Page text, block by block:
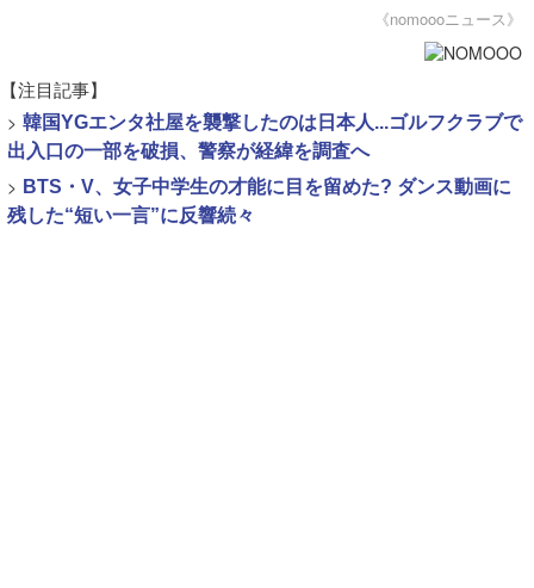
《nomoooニュース》
【注目記事】
> 韓国YGエンタ社屋を襲撃したのは日本人...ゴルフクラブで
出入口の一部を破損、警察が経緯を調査へ
> BTS・V、女子中学生の才能に目を留めた? ダンス動画に
残した“短い一言”に反響続々